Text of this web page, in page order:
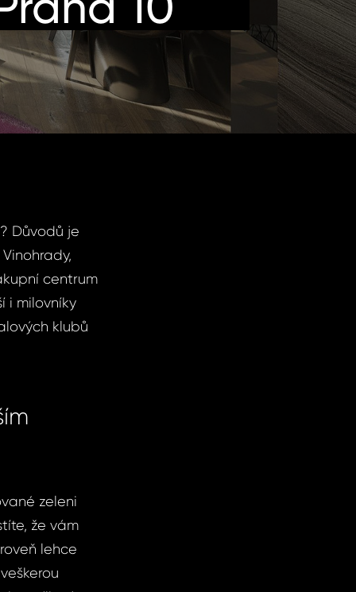
Důvodů je
centrum
i milovníky
klubů
zeleni
že vám
lehce